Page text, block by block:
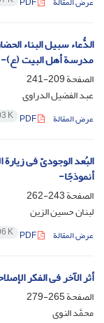
الدُّعاء سبیل البناء
مدرسة أهل البیت (ع)-
الصفحة209-241
عبد الفضیل الدراوی
عرض المقالة K
البُعد الوجودیّ فی
أنموذجًا-
الصفحة243-262
لبنان حسین الزین
عرض المقالة K
أثر الآخر فی الفکر
الصفحة265-279
محمَّد النوی